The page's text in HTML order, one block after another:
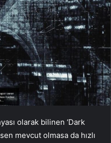
olarak bilinen ‘Dark
mevcut olmasa da hızlı